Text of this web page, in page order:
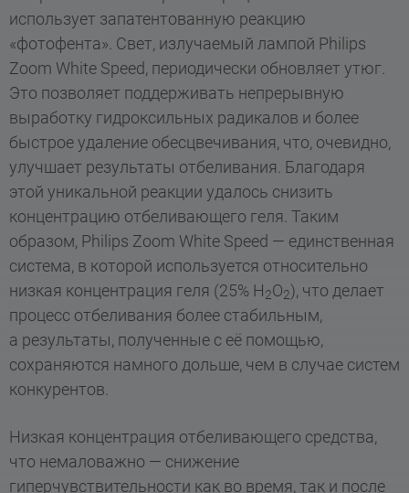
использует запатентованную реакцию
«фотофента». Свет, излучаемый лампой Philips
Zoom White Speed, периодически обновляет утюг.
Это позволяет поддерживать непрерывную
выработку гидроксильных радикалов и более
быстрое удаление обесцвечивания, что, очевидно,
улучшает результаты отбеливания. Благодаря
этой уникальной реакции удалось снизить
концентрацию отбеливающего геля. Таким
образом, Philips Zoom White Speed ​​— единственная
система, в которой используется относительно
низкая концентрация геля (25% H2O2), что делает
процесс отбеливания более стабильным,
а результаты, полученные с её помощью,
сохраняются намного дольше, чем в случае систем
конкурентов.
Низкая концентрация отбеливающего средства,
что немаловажно — снижение
гиперчувствительности как во время, так и после